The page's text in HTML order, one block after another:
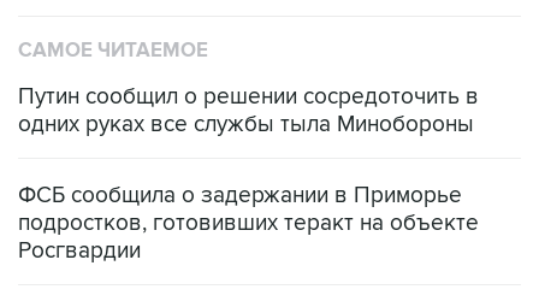
САМОЕ ЧИТАЕМОЕ
Путин сообщил о решении сосредоточить в
одних руках все службы тыла Минобороны
ФСБ сообщила о задержании в Приморье
подростков, готовивших теракт на объекте
Росгвардии